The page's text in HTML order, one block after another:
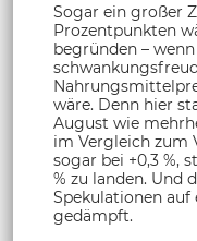
Sogar ein großer
Prozentpunkten
begründen –
wäre. Denn hier
August wie
im Vergleich zum
sogar bei +0,3 %,
% zu landen. Und
Spekulationen
gedämpft.